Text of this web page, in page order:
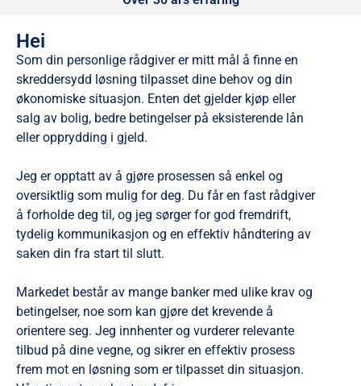
Hei
Som din personlige rådgiver er mitt mål å finne en
skreddersydd løsning tilpasset dine behov og din
økonomiske situasjon. Enten det gjelder kjøp eller
salg av bolig, bedre betingelser på eksisterende lån
eller opprydding i gjeld.
Jeg er opptatt av å gjøre prosessen så enkel og
oversiktlig som mulig for deg. Du får en fast rådgiver
å forholde deg til, og jeg sørger for god fremdrift,
tydelig kommunikasjon og en effektiv håndtering av
saken din fra start til slutt.
Markedet består av mange banker med ulike krav og
betingelser, noe som kan gjøre det krevende å
orientere seg. Jeg innhenter og vurderer relevante
tilbud på dine vegne, og sikrer en effektiv prosess
frem mot en løsning som er tilpasset din situasjon.